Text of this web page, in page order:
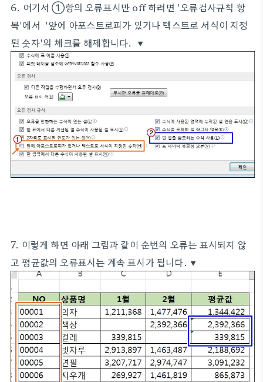
6. 여기서 ①항의 오류표시만 off 하려면 '오류검사규칙 항
목'에서 '앞에 아포스트로피가 있거나 텍스트로 서식이 지정
된 숫자'의 체크를 해제합니다. ▼
7. 이렇게 하면 아래 그림과 같이 순번의 오류는 표시되지 않
고 평균값의 오류표시는 계속 표시가 됩니다. ▼